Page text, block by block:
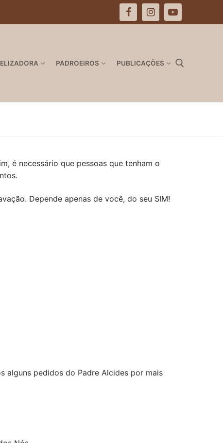
PADROEIROS PUBLICAÇÕES
Pesquisar por:
é necessário que pessoas que tenham o
Depende apenas de você, do seu SIM!
alguns pedidos do Padre Alcides por mais